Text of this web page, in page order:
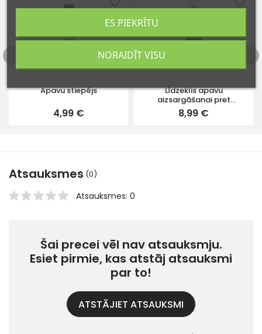
Apavu stiepējs
4,99 €
Līdzeklis apavu
aizsargāšanai pret
mitrumu.
8,99 €
Atsauksmes (0)
Atsauksmes: 0
Šai precei vēl nav atsauksmju.
Esiet pirmie, kas atstāj atsauksmi
par to!
ATSTĀJIET ATSAUKSMI
NORAIDĪT VISU
ES PIEKRĪTU